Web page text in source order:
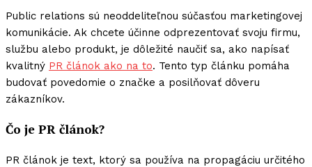
Public relations sú neoddeliteľnou súčasťou marketingovej
komunikácie. Ak chcete účinne odprezentovať svoju firmu,
službu alebo produkt, je dôležité naučiť sa, ako napísať
kvalitný PR článok ako na to. Tento typ článku pomáha
budovať povedomie o značke a posilňovať dôveru
zákazníkov.
Čo je PR článok?
PR článok je text, ktorý sa používa na propagáciu určitého